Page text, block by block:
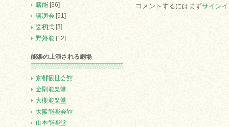
コメントするにはまずサイン
薪能 [36]
講演会 [51]
謡初式 [3]
野外能 [12]
能楽の上演される劇場
京都観世会館
金剛能楽堂
大槻能楽堂
大阪能楽会館
山本能楽堂